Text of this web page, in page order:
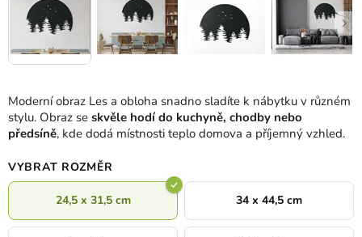
Moderní obraz Les a obloha snadno sladíte k nábytku v různém
stylu. Obraz se skvěle hodí do kuchyně, chodby nebo
předsíně, kde dodá místnosti teplo domova a příjemný vzhled.
VYBRAT ROZMĚR
24,5 x 31,5 cm 34 x 44,5 cm